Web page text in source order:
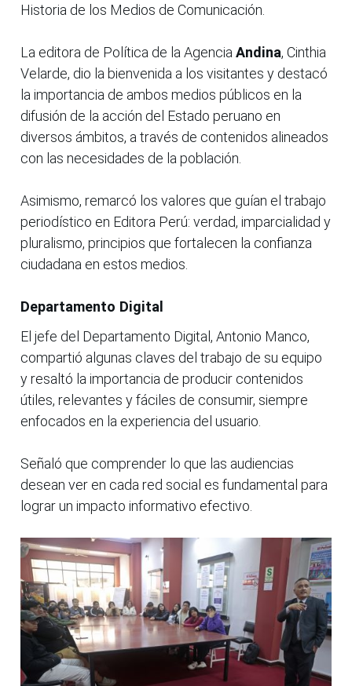
Historia de los Medios de Comunicación.
La editora de Política de la Agencia Andina, Cinthia
Velarde, dio la bienvenida a los visitantes y destacó
la importancia de ambos medios públicos en la
difusión de la acción del Estado peruano en
diversos ámbitos, a través de contenidos alineados
con las necesidades de la población.
Asimismo, remarcó los valores que guían el trabajo
periodístico en Editora Perú: verdad, imparcialidad y
pluralismo, principios que fortalecen la confianza
ciudadana en estos medios.
Departamento Digital
El jefe del Departamento Digital, Antonio Manco,
compartió algunas claves del trabajo de su equipo
y resaltó la importancia de producir contenidos
útiles, relevantes y fáciles de consumir, siempre
enfocados en la experiencia del usuario.
Señaló que comprender lo que las audiencias
desean ver en cada red social es fundamental para
lograr un impacto informativo efectivo.